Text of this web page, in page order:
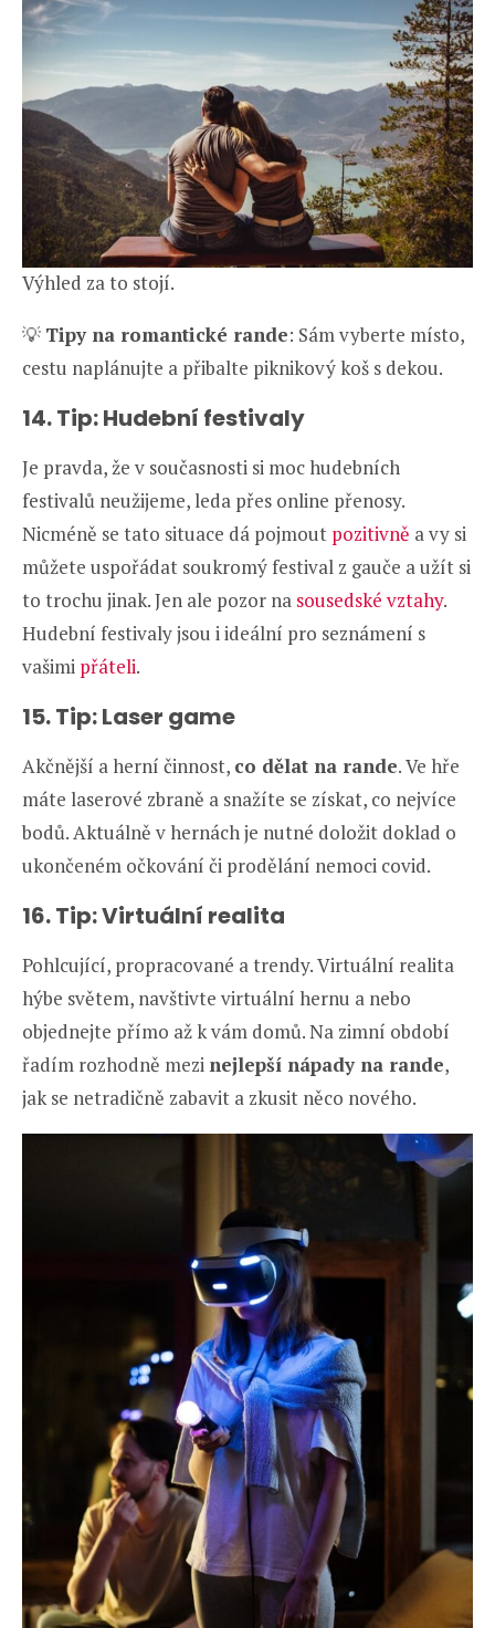
Výhled za to stojí.
💡 Tipy na romantické rande: Sám vyberte místo,
cestu naplánujte a přibalte piknikový koš s dekou.
14. Tip: Hudební festivaly
Je pravda, že v současnosti si moc hudebních
festivalů neužijeme, leda přes online přenosy.
Nicméně se tato situace dá pojmout pozitivně a vy si
můžete uspořádat soukromý festival z gauče a užít si
to trochu jinak. Jen ale pozor na sousedské vztahy.
Hudební festivaly jsou i ideální pro seznámení s
vašimi přáteli.
15. Tip: Laser game
Akčnější a herní činnost, co dělat na rande. Ve hře
máte laserové zbraně a snažíte se získat, co nejvíce
bodů. Aktuálně v hernách je nutné doložit doklad o
ukončeném očkování či prodělání nemoci covid.
16. Tip: Virtuální realita
Pohlcující, propracované a trendy. Virtuální realita
hýbe světem, navštivte virtuální hernu a nebo
objednejte přímo až k vám domů. Na zimní období
řadím rozhodně mezi nejlepší nápady na rande,
jak se netradičně zabavit a zkusit něco nového.